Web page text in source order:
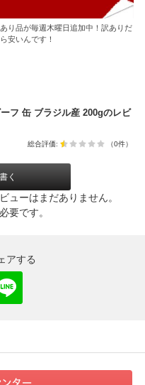
り品が毎週木曜日追加中！訳ありだ
安いんです！
フ 缶 ブラジル産 200gのレビ
総合評価: （0件）
く
ューはまだありません。
要です。
アする